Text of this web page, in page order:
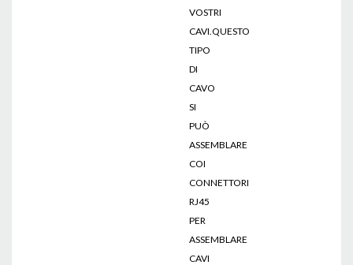
VOSTRI
CAVI.QUESTO
TIPO
DI
CAVO
SI
PUÒ
ASSEMBLARE
COI
CONNETTORI
RJ45
PER
ASSEMBLARE
CAVI